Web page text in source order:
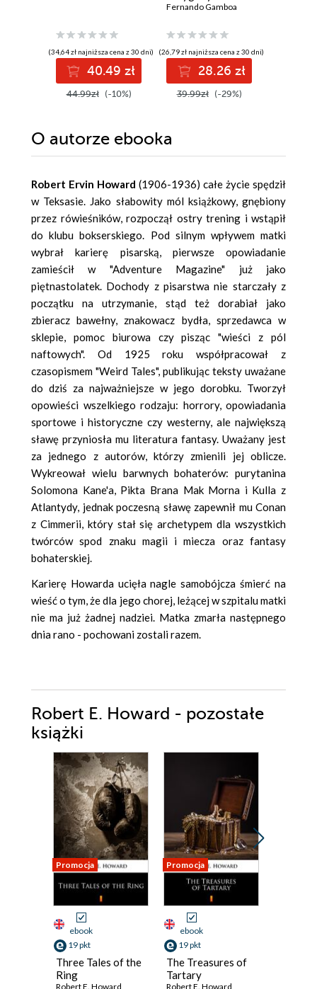
(34,64 zł najniższa cena z 30 dni)
40.49 zł
44.99zł (-10%)
Vidala. Tom 2
Fernando Gamboa
(26,79 zł najniższa cena z 30 dni)
28.26 zł
39.99zł (-29%)
O autorze ebooka
Robert Ervin Howard (1906-1936) całe życie spędził
w Teksasie. Jako słabowity mól książkowy, gnębiony
przez rówieśników, rozpoczął ostry trening i wstąpił
do klubu bokserskiego. Pod silnym wpływem matki
wybrał karierę pisarską, pierwsze opowiadanie
zamieścił w "Adventure Magazine" już jako
piętnastolatek. Dochody z pisarstwa nie starczały z
początku na utrzymanie, stąd też dorabiał jako
zbieracz bawełny, znakowacz bydła, sprzedawca w
sklepie, pomoc biurowa czy pisząc "wieści z pól
naftowych". Od 1925 roku współpracował z
czasopismem "Weird Tales", publikując teksty uważane
do dziś za najważniejsze w jego dorobku. Tworzył
opowieści wszelkiego rodzaju: horrory, opowiadania
sportowe i historyczne czy westerny, ale największą
sławę przyniosła mu literatura fantasy. Uważany jest
za jednego z autorów, którzy zmienili jej oblicze.
Wykreował wielu barwnych bohaterów: purytanina
Solomona Kane'a, Pikta Brana Mak Morna i Kulla z
Atlantydy, jednak poczesną sławę zapewnił mu Conan
z Cimmerii, który stał się archetypem dla wszystkich
twórców spod znaku magii i miecza oraz fantasy
bohaterskiej.
Karierę Howarda ucięła nagle samobójcza śmierć na
wieść o tym, że dla jego chorej, leżącej w szpitalu matki
nie ma już żadnej nadziei. Matka zmarła następnego
dnia rano - pochowani zostali razem.
Robert E. Howard - pozostałe
książki
Promocja
ebook
19 pkt
Three Tales of the
Ring
Robert E. Howard
Promocja
ebook
19 pkt
The Treasures of
Tartary
Robert E. Howard